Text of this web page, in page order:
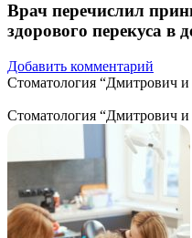
Врач перечислил
здорового перекуса в
Добавить комментарий
Стоматология “Дмитрович и
Стоматология “Дмитрович и